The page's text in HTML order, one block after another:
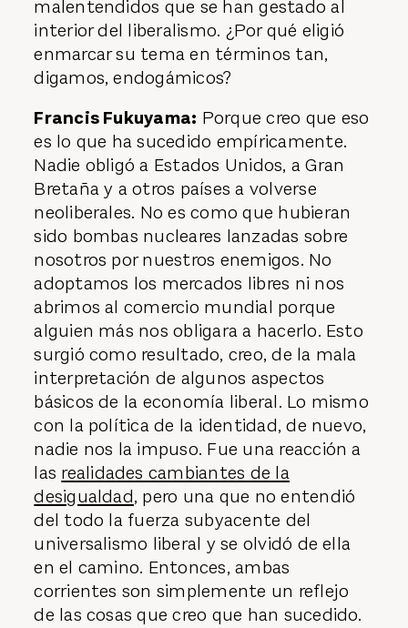
malentendidos que se han gestado al
interior del liberalismo. ¿Por qué eligió
enmarcar su tema en términos tan,
digamos, endogámicos?
Francis Fukuyama: Porque creo que eso
es lo que ha sucedido empíricamente.
Nadie obligó a Estados Unidos, a Gran
Bretaña y a otros países a volverse
neoliberales. No es como que hubieran
sido bombas nucleares lanzadas sobre
nosotros por nuestros enemigos. No
adoptamos los mercados libres ni nos
abrimos al comercio mundial porque
alguien más nos obligara a hacerlo. Esto
surgió como resultado, creo, de la mala
interpretación de algunos aspectos
básicos de la economía liberal. Lo mismo
con la política de la identidad, de nuevo,
nadie nos la impuso. Fue una reacción a
las realidades cambiantes de la
desigualdad, pero una que no entendió
del todo la fuerza subyacente del
universalismo liberal y se olvidó de ella
en el camino. Entonces, ambas
corrientes son simplemente un reflejo
de las cosas que creo que han sucedido.